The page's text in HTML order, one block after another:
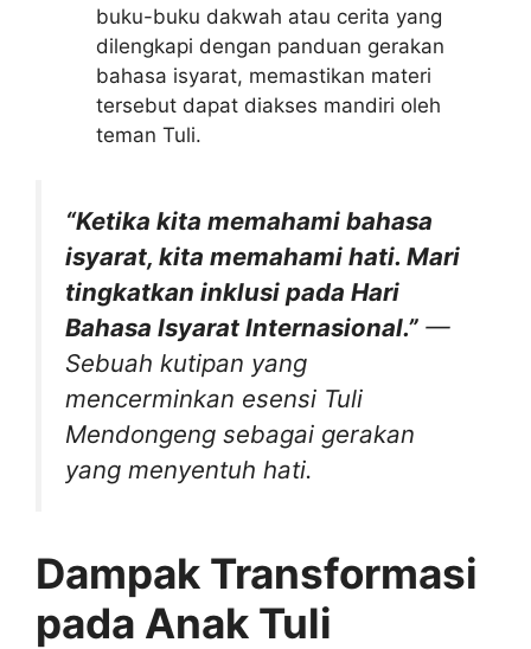
buku-buku dakwah atau cerita yang
dilengkapi dengan panduan gerakan
bahasa isyarat, memastikan materi
tersebut dapat diakses mandiri oleh
teman Tuli.
“Ketika kita memahami bahasa
isyarat, kita memahami hati. Mari
tingkatkan inklusi pada Hari
Bahasa Isyarat Internasional.” —
Sebuah kutipan yang
mencerminkan esensi Tuli
Mendongeng sebagai gerakan
yang menyentuh hati.
Dampak Transformasi
pada Anak Tuli